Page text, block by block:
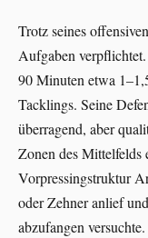
Trotz seines
Aufgaben
90 Minuten etwa
Tacklings. Seine
überragend, aber
Zonen des Mittelfelds
Vorpressingstruktur
oder Zehner anlief
abzufangen